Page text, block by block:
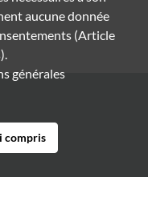
aucune donnée
(Article
générales
compris